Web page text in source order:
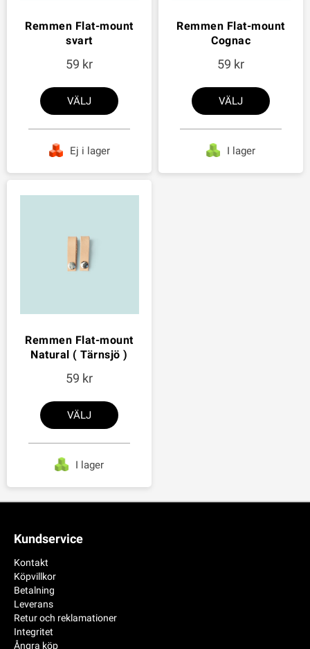
Remmen Flat-mount
svart
59
VÄLJ
Ej i lager
Remmen Flat-mount
Cognac
59
VÄLJ
I lager
Remmen Flat-mount
Natural ( Tärnsjö )
59
VÄLJ
I lager
Kundservice
Kontakt
Köpvillkor
Betalning
Leverans
Retur och reklamationer
Integritet
Ångra köp